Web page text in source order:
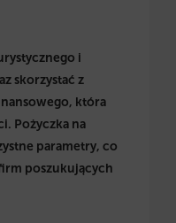
i
skorzystać z
która
Pożyczka na
parametry, co
poszukujących